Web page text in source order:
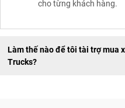
cho từng khách hàng.
Làm thế nào để tôi tài trợ mua
Trucks?